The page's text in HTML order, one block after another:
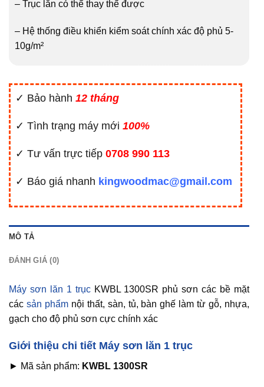
– Trục lăn có thể thay thế được
– Hệ thống điều khiển kiểm soát chính xác độ phủ 5-
10g/m²
✓ Bảo hành 12 tháng
✓ Tình trạng máy mới 100%
✓ Tư vấn trực tiếp 0708 990 113
✓ Báo giá nhanh kingwoodmac@gmail.com
MÔ TẢ
ĐÁNH GIÁ (0)
Máy sơn lăn 1 trụcKWBL 1300SR phủ sơn các bề mặt
các sản phẩmnội thất, sàn, tủ, bàn ghế làm từ gỗ, nhựa,
gạch cho độ phủ sơn cực chính xác
Giới thiệu chi tiết Máy sơn lăn 1 trục
► Mã sản phẩm: KWBL 1300SR